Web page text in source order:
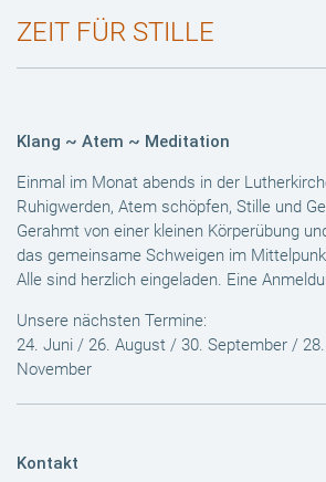
ZEIT FÜR STILLE
Klang ~ Atem ~ Meditation
Einmal im Monat abends in der
Ruhigwerden, Atem schöpfen, Stille und
Gerahmt von einer kleinen Körperübung
das gemeinsame Schweigen im
Alle sind herzlich eingeladen. Eine
Unsere nächsten Termine:
24. Juni / 26. August / 30. September /
November
Kontakt